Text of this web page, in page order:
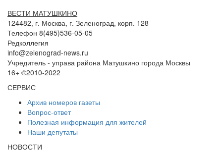
ВЕСТИ МАТУШКИНО
124482, г. Москва, г. Зеленоград, корп. 128
Телефон 8(495)536-05-05
Редколлегия
info@zelenograd-news.ru
Учредитель - управа района Матушкино города Москвы
16+ ©2010-2022
СЕРВИС
Архив номеров газеты
Вопрос-ответ
Полезная информация для жителей
Наши депутаты
НОВОСТИ